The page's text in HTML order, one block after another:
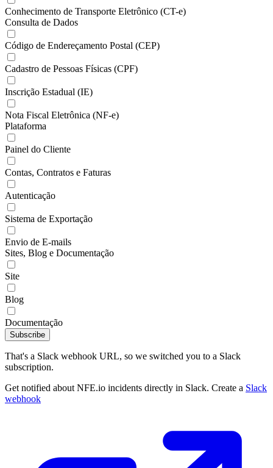
Conhecimento de Transporte Eletrônico (CT-e)
Consulta de Dados
Código de Endereçamento Postal (CEP)
Cadastro de Pessoas Físicas (CPF)
Inscrição Estadual (IE)
Nota Fiscal Eletrônica (NF-e)
Plataforma
Painel do Cliente
Contas, Contratos e Faturas
Autenticação
Sistema de Exportação
Envio de E-mails
Sites, Blog e Documentação
Site
Blog
Documentação
Subscribe
That's a Slack webhook URL, so we switched you to a Slack
subscription.
Get notified about NFE.io incidents directly in Slack. Create a Slack
webhook